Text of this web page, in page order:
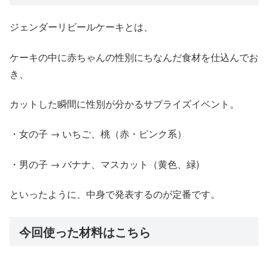
ジェンダーリビールケーキとは、
ケーキの中に赤ちゃんの性別にちなんだ食材を仕込んでお
き、
カットした瞬間に性別が分かるサプライズイベント。
・女の子 → いちご、桃（赤・ピンク系）
・男の子 → バナナ、マスカット（黄色、緑)
といったように、中身で発表するのが定番です。
今回使った材料はこちら